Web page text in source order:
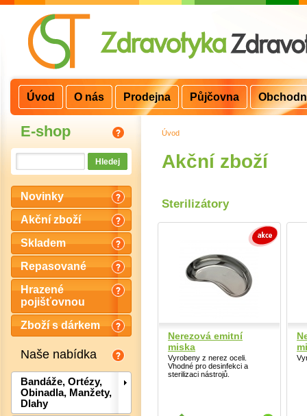
E-shop
Novinky
Akční zboží
Skladem
Repasované
Hrazené
pojišťovnou
Zboží s dárkem
Naše nabídka
Bandáže, Ortézy,
Obinadla, Manžety,
Dlahy
Úvod
Akční zboží
Sterilizátory
Nerezová emitní
miska
Vyrobeny z nerez oceli.
Vhodné pro desinfekci a
sterilizaci nástrojů.
Úvod O nás Prodejna Půjčovna